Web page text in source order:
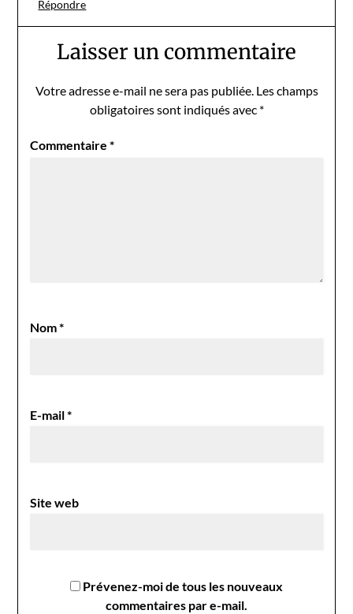
Répondre
Laisser un commentaire
Votre adresse e-mail ne sera pas publiée. Les champs
obligatoires sont indiqués avec *
Commentaire*
Nom*
E-mail*
Site web
Prévenez-moi de tous les nouveaux
commentaires par e-mail.